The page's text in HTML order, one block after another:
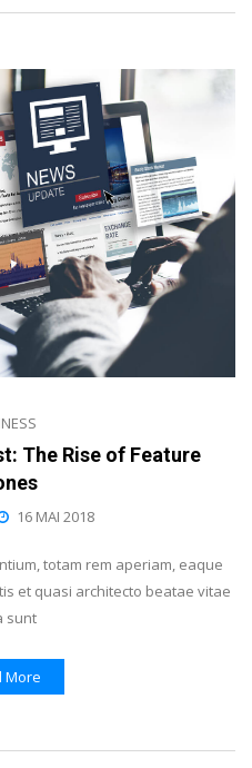
The Rise of Feature
16 MAI 2018
totam rem aperiam, eaque
et quasi architecto beatae vitae
sunt
More